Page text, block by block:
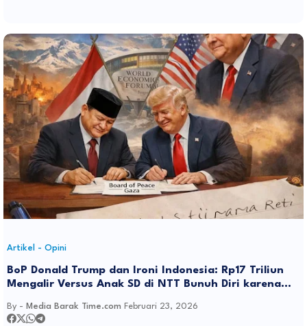
Artikel - Opini
BoP Donald Trump dan Ironi Indonesia: Rp17 Triliun
Mengalir Versus Anak SD di NTT Bunuh Diri karena
By - Media Barak Time.com Februari 23, 2026